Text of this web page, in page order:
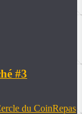
#3
du CoinRepas